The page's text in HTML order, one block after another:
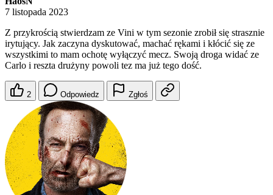
7 listopada 2023
Z przykrością stwierdzam ze Vini w tym sezonie zrobił się strasznie
irytujący. Jak zaczyna dyskutować, machać rękami i kłócić się ze
wszystkimi to mam ochotę wyłączyć mecz. Swoją droga widać ze
Carlo i reszta drużyny powoli tez ma już tego dość.
2 Odpowiedz Zgłoś